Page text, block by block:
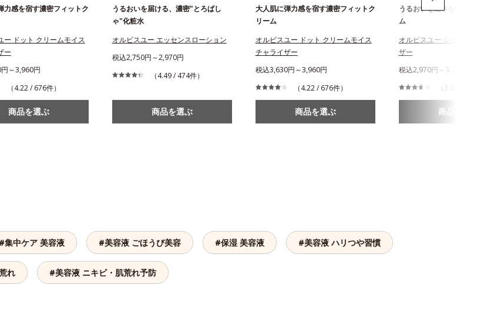
力感を宿す濃密フィットク
ー ドット クリームモイス
ー
～3,960円
（4.22 / 676件）
商品を選ぶ
うるおいを届ける、濃密"とろぱし
ゃ"化粧水
オルビスユー エッセンスローション
税込2,750円～2,970円
（4.49 / 474件）
商品を選ぶ
大人肌に弾力感を宿す濃密フィットク
リーム
オルビスユー ドット クリームモイス
チャライザー
税込3,630円～3,960円
（4.22 / 676件）
商品を選ぶ
うるおいを逃さない水感ジェ
ム
オルビスユー ジェルモイス
ザー
税込2,970円～3,300円
（3.85 / 526件）
商品を選ぶ
#集中ケア 美容液 #美容液 ごほうび美容 #保湿 美容液 #美容液 ハリつや習慣
れ #美容液 ニキビ・肌荒れ予防